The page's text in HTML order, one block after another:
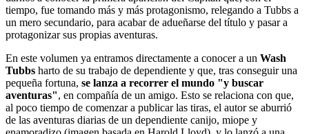
tiempo, fue tomando más y más protagonismo, relegando a Tubbs a
un mero secundario, para acabar de adueñarse del título y pasar a
protagonizar sus propias aventuras.
En este volumen ya entramos directamente a conocer a un Wash
Tubbs harto de su trabajo de dependiente y que, tras conseguir una
pequeña fortuna, se lanza a recorrer el mundo "y buscar
aventuras", en compañía de un amigo. Esto se relaciona con que,
al poco tiempo de comenzar a publicar las tiras, el autor se aburrió
de las aventuras diarias de un dependiente canijo, miope y